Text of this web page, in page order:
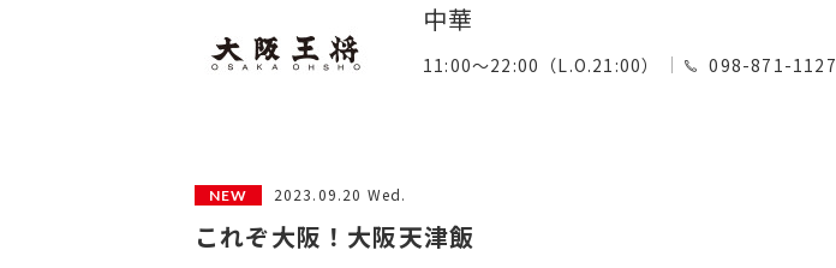
中華
11:00～22:00（L.O.21:00） 098-871-1127
2023.09.20 Wed.
これぞ大阪！大阪天津飯